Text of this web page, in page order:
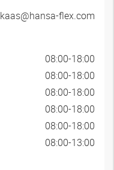
kaas@hansa-flex.com
08:00-18:00
08:00-18:00
08:00-18:00
08:00-18:00
08:00-18:00
08:00-13:00